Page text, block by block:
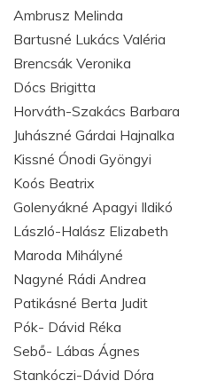
Ambrusz Melinda
Bartusné Lukács Valéria
Brencsák Veronika
Dócs Brigitta
Horváth-Szakács Barbara
Juhászné Gárdai Hajnalka
Kissné Ónodi Gyöngyi
Koós Beatrix
Golenyákné Apagyi Ildikó
László-Halász Elizabeth
Maroda Mihályné
Nagyné Rádi Andrea
Patikásné Berta Judit
Pók- Dávid Réka
Sebő- Lábas Ágnes
Stankóczi-Dávid Dóra